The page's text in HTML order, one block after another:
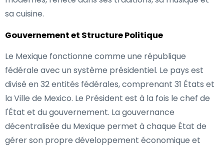
sa cuisine.
Gouvernement et Structure Politique
Le Mexique fonctionne comme une république
fédérale avec un système présidentiel. Le pays est
divisé en 32 entités fédérales, comprenant 31 États et
la Ville de Mexico. Le Président est à la fois le chef de
l'État et du gouvernement. La gouvernance
décentralisée du Mexique permet à chaque État de
gérer son propre développement économique et